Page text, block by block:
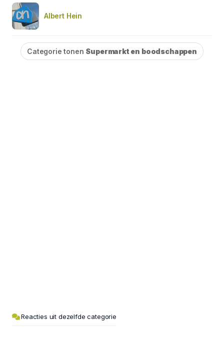
Albert Hein
Categorie tonen Supermarkt en boodschappen
Reacties uit dezelfde categorie